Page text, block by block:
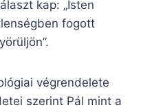
kap: „Isten
fogott
végrendelete
szerint Pál mint a